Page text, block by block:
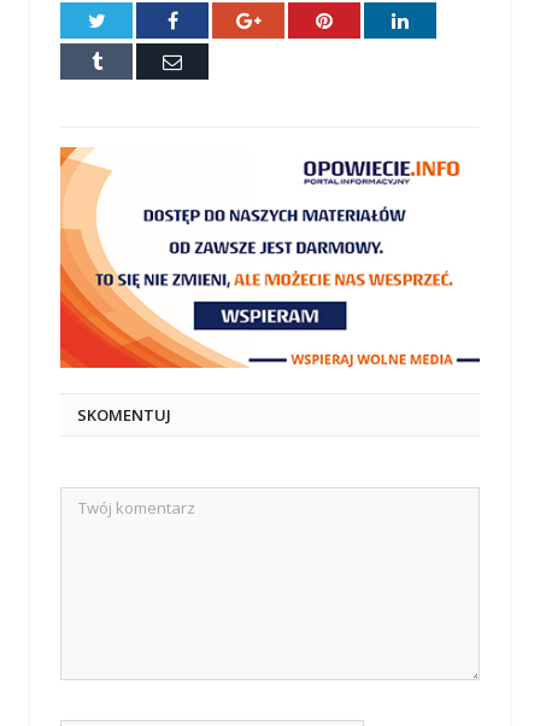
Twitter Facebook Google+ Pinterest LinkedIn
Tumblr
E-
SKOMENTUJ